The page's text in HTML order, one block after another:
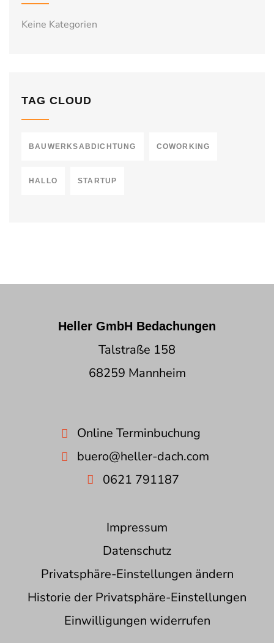
Keine Kategorien
TAG CLOUD
BAUWERKSABDICHTUNG COWORKING
HALLO STARTUP
Heller GmbH Bedachungen
Talstraße 158
68259 Mannheim
Online Terminbuchung
buero@heller-dach.com
0621 791187
Impressum
Datenschutz
Privatsphäre-Einstellungen ändern
Historie der Privatsphäre-Einstellungen
Einwilligungen widerrufen